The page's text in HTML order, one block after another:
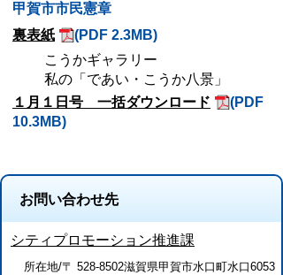
甲賀市市民憲章
裏表紙
(PDF 2.3MB)
こうかギャラリー
私の「であい・こうか八景」
１月１日号 一括ダウンロード
(PDF
10.3MB)
お問い合わせ先
シティプロモーション推進課
所在地/〒 528-8502滋賀県甲賀市水口町水口6053